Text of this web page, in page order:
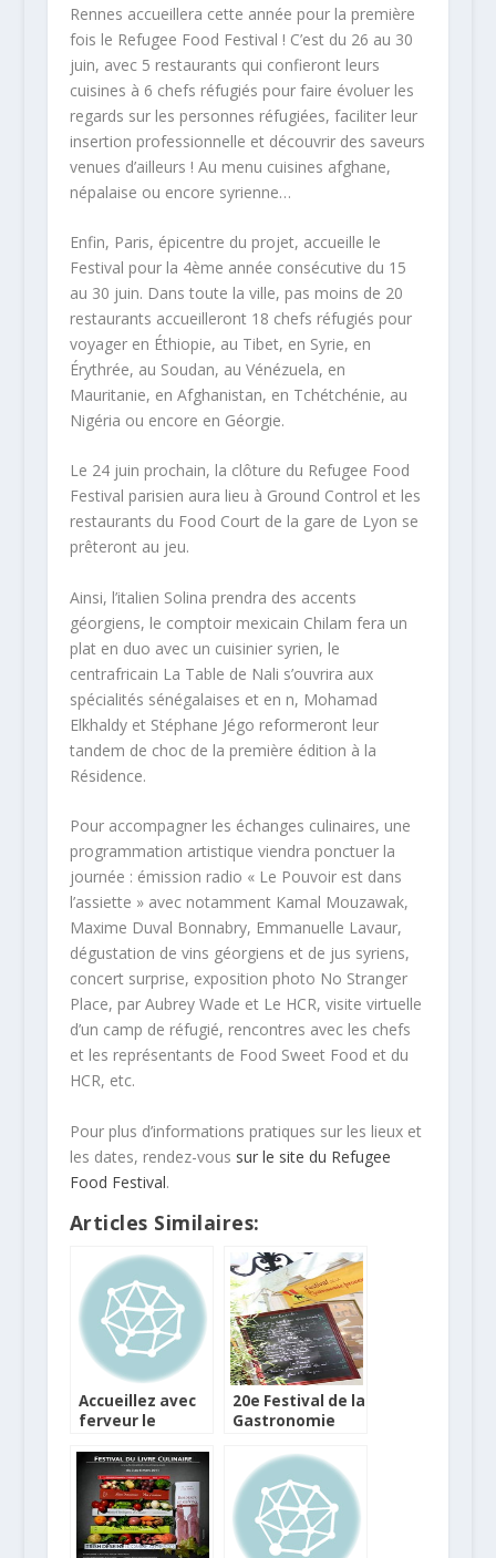
Rennes accueillera cette année pour la première
fois le Refugee Food Festival ! C’est du 26 au 30
juin, avec 5 restaurants qui confieront leurs
cuisines à 6 chefs réfugiés pour faire évoluer les
regards sur les personnes réfugiées, faciliter leur
insertion professionnelle et découvrir des saveurs
venues d’ailleurs ! Au menu cuisines afghane,
népalaise ou encore syrienne…
Enfin, Paris, épicentre du projet, accueille le
Festival pour la 4ème année consécutive du 15
au 30 juin. Dans toute la ville, pas moins de 20
restaurants accueilleront 18 chefs réfugiés pour
voyager en Éthiopie, au Tibet, en Syrie, en
Érythrée, au Soudan, au Vénézuela, en
Mauritanie, en Afghanistan, en Tchétchénie, au
Nigéria ou encore en Géorgie.
Le 24 juin prochain, la clôture du Refugee Food
Festival parisien aura lieu à Ground Control et les
restaurants du Food Court de la gare de Lyon se
prêteront au jeu.
Ainsi, l’italien Solina prendra des accents
géorgiens, le comptoir mexicain Chilam fera un
plat en duo avec un cuisinier syrien, le
centrafricain La Table de Nali s’ouvrira aux
spécialités sénégalaises et en n, Mohamad
Elkhaldy et Stéphane Jégo reformeront leur
tandem de choc de la première édition à la
Résidence.
Pour accompagner les échanges culinaires, une
programmation artistique viendra ponctuer la
journée : émission radio « Le Pouvoir est dans
l’assiette » avec notamment Kamal Mouzawak,
Maxime Duval Bonnabry, Emmanuelle Lavaur,
dégustation de vins géorgiens et de jus syriens,
concert surprise, exposition photo No Stranger
Place, par Aubrey Wade et Le HCR, visite virtuelle
d’un camp de réfugié, rencontres avec les chefs
et les représentants de Food Sweet Food et du
HCR, etc.
Pour plus d’informations pratiques sur les lieux et
les dates, rendez-vous sur le site du Refugee
Food Festival.
Articles Similaires:
Accueillez avec
ferveur le
Festival 2018
20e Festival de la
Gastronomie
Châteauneuf-le-
Rouge